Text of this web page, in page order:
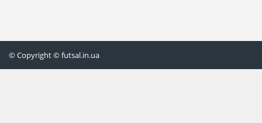
© Copyright © futsal.in.ua